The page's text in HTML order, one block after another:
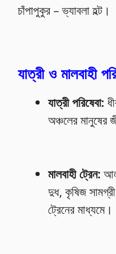
চাঁপাপুকুর – ভ্যাবলা হল্ট।
যাত্রী ও মালবাহী
যাত্রী পরিষেবা:
অঞ্চলের মানুষের
মালবাহী ট্রেন:
দুধ, কৃষিজ
ট্রেনের মাধ্যমে।